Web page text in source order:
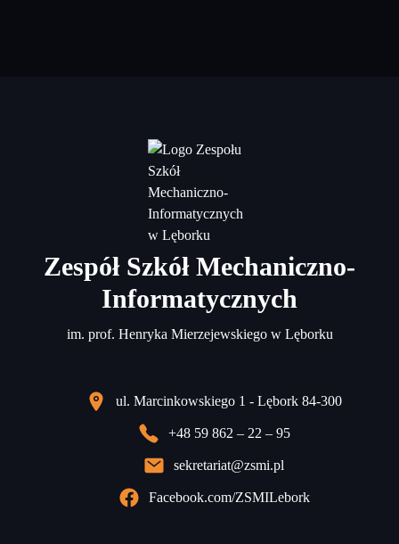
Zespół Szkół Mechaniczno-
Informatycznych
im. prof. Henryka Mierzejewskiego w Lęborku
ul. Marcinkowskiego 1 - Lębork 84-300
+48 59 862 – 22 – 95
sekretariat@zsmi.pl
Facebook.com/ZSMILebork